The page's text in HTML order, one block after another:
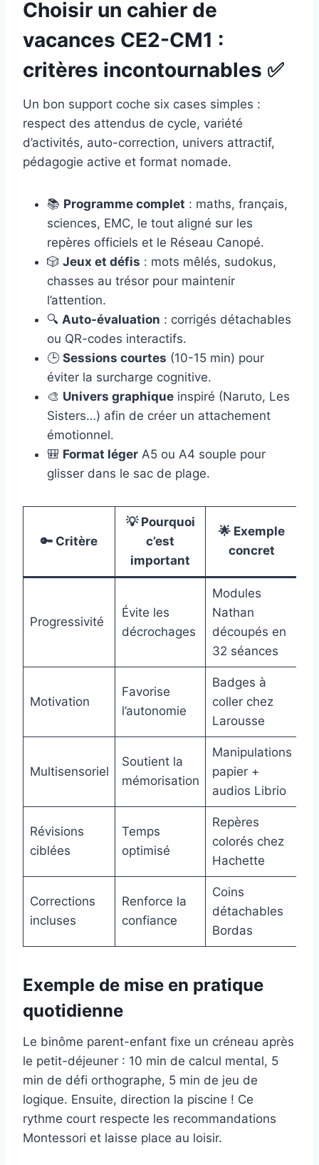
Choisir un cahier de
vacances CE2-CM1 :
critères incontournables ✅
Un bon support coche six cases simples :
respect des attendus de cycle, variété
d’activités, auto-correction, univers attractif,
pédagogie active et format nomade.
📚 Programme complet : maths, français,
sciences, EMC, le tout aligné sur les
repères officiels et le Réseau Canopé.
🎲 Jeux et défis : mots mêlés, sudokus,
chasses au trésor pour maintenir
l’attention.
🔍 Auto-évaluation : corrigés détachables
ou QR-codes interactifs.
🕒 Sessions courtes (10-15 min) pour
éviter la surcharge cognitive.
🎨 Univers graphique inspiré (Naruto, Les
Sisters…) afin de créer un attachement
émotionnel.
🎒 Format léger A5 ou A4 souple pour
glisser dans le sac de plage.
🔑 Critère
💡 Pourquoi
c’est
important
🌟 Exemple
concret
Progressivité
Évite les
décrochages
Modules
Nathan
découpés en
32 séances
Motivation
Favorise
l’autonomie
Badges à
coller chez
Larousse
Multisensoriel
Soutient la
mémorisation
Manipulations
papier +
audios Librio
Révisions
ciblées
Temps
optimisé
Repères
colorés chez
Hachette
Corrections
incluses
Renforce la
confiance
Coins
détachables
Bordas
Exemple de mise en pratique
quotidienne
Le binôme parent-enfant fixe un créneau après
le petit-déjeuner : 10 min de calcul mental, 5
min de défi orthographe, 5 min de jeu de
logique. Ensuite, direction la piscine ! Ce
rythme court respecte les recommandations
Montessori et laisse place au loisir.